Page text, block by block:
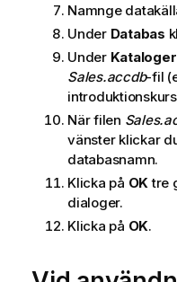
n
g
o
m
i
n
f
o
r
m
a
Namnge
Under Databas
Under Kataloger
Sales.accdb-fil
När filen
vänster klickar
databasnamn.
Klicka på OKtre
dialoger.
Klicka på OK.